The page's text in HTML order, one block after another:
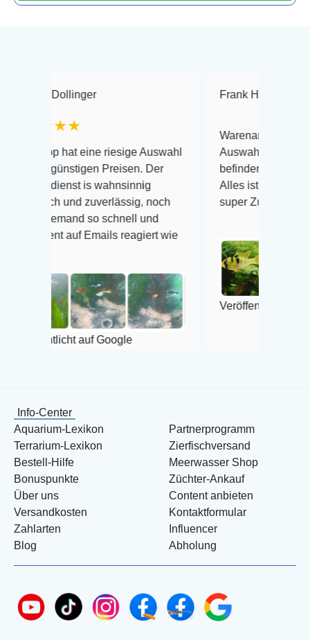
eine riesige Auswahl
Preisen. Der
is wahnsinnig
zuverlässig, noch
so schnell und
Emails reagiert wie
auf Google
Frank Hackmayer
Warenanlieferung Top und die
Auswahl plus gesundheitliches
befinden der Fische
Alles ist quick lebendig und im
super Zustand. Gerne wieder 😃
Veröffentlicht auf Google
Info-Center
Aquarium-Lexikon
Terrarium-Lexikon
Bestell-Hilfe
Bonuspunkte
Über uns
Versandkosten
Zahlarten
Blog
Partnerprogramm
Zierfischversand
Meerwasser Shop
Züchter-Ankauf
Content anbieten
Kontaktformular
Influencer
Abholung